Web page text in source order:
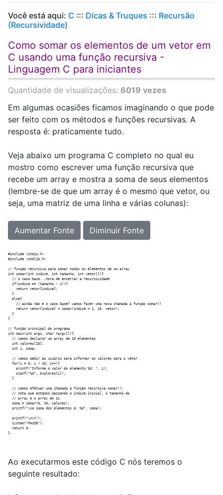
Você está aqui: C ::: Dicas & Truques ::: Recursão
(Recursividade)
Como somar os elementos de um vetor em
C usando uma função recursiva -
Linguagem C para iniciantes
Quantidade de visualizações: 6019 vezes
Em algumas ocasiões ficamos imaginando o que pode
ser feito com os métodos e funções recursivas. A
resposta é: praticamente tudo.
Veja abaixo um programa C completo no qual eu
mostro como escrever uma função recursiva que
recebe um array e mostra a soma de seus elementos
(lembre-se de que um array é o mesmo que vetor, ou
seja, uma matriz de uma linha e várias colunas):
Aumentar Fonte Diminuir Fonte
#include <stdio.h>
#include <stdlib.h>
// função recursiva para somar todos os elementos de um array
int somar(int indice, int tamanho, int vetor[]){
  // o caso base...hora de encerrar a recursividade
  if(indice == (tamanho - 1)){
    return vetor[indice];
  }
  else{
    // ainda não é o caso base? vamos fazer uma nova chamada à função somar()
    return vetor[indice] + somar(indice + 1, 10, vetor);
  }
}
// função principal do programa
int main(int argc, char *argv[]){
  // vamos declarar um array de 10 elementos
  int valores[10];
  int i, soma;
  // vamos pedir ao usuário para informar os valores para o vetor
  for(i = 0; i < 10; i++){
    printf("Informe o valor do elemento %d: ", i);
    scanf("%d", &valores[i]);
  }
  // vamos efetuar uma chamada à função recursiva somar();
  // nota que estamos passando o índice inicial, o tamanho do
  // array e o array em si
  soma = somar(0, 10, valores);
  printf("\nA soma dos elementos è: %d", soma);
  printf("\n\n");
  system("PAUSE");
  return 0;
Ao executarmos este código C nós teremos o
seguinte resultado: